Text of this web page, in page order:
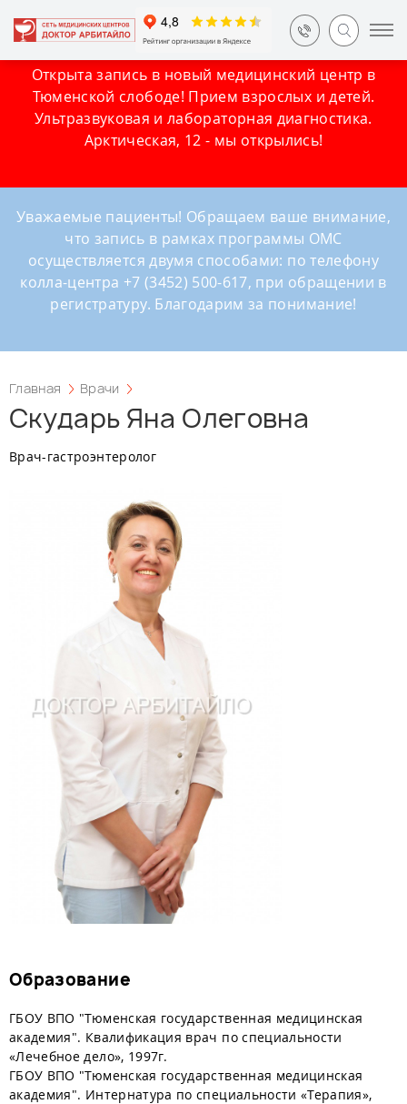
Открыта запись в новый медицинский центр в
Тюменской слободе! Прием взрослых и детей.
Ультразвуковая и лабораторная диагностика.
Арктическая, 12 - мы открылись!
Уважаемые пациенты! Обращаем ваше внимание,
что запись в рамках программы ОМС
осуществляется двумя способами: по телефону
колла-центра +7 (3452) 500-617, при обращении в
регистратуру. Благодарим за понимание!
Главная Врачи
Скударь Яна Олеговна
Врач-гастроэнтеролог
Образование
ГБОУ ВПО "Тюменская государственная медицинская
академия". Квалификация врач по специальности
«Лечебное дело», 1997г.
ГБОУ ВПО "Тюменская государственная медицинская
академия". Интернатура по специальности «Терапия»,